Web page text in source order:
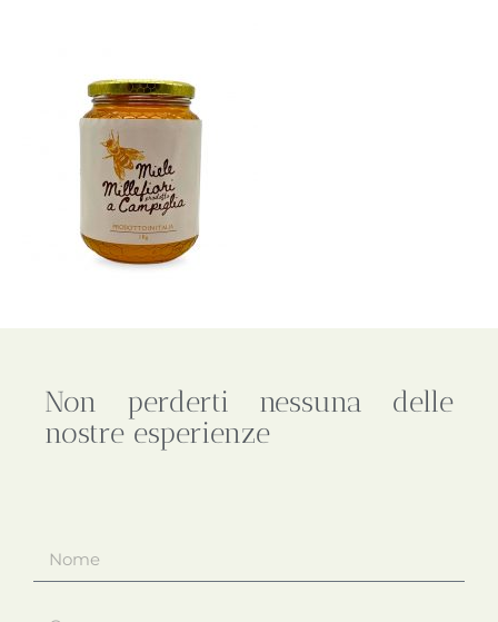
Non perderti nessuna delle
nostre esperienze